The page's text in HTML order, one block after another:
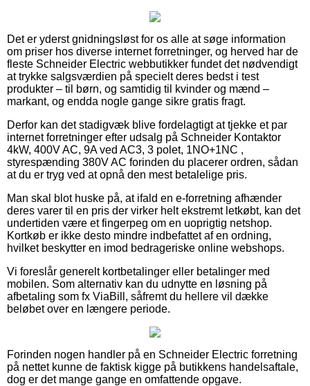
Det er yderst gnidningsløst for os alle at søge information
om priser hos diverse internet forretninger, og herved har de
fleste Schneider Electric webbutikker fundet det nødvendigt
at trykke salgsværdien på specielt deres bedst i test
produkter – til børn, og samtidig til kvinder og mænd –
markant, og endda nogle gange sikre gratis fragt.
Derfor kan det stadigvæk blive fordelagtigt at tjekke et par
internet forretninger efter udsalg på Schneider Kontaktor
4kW, 400V AC, 9A ved AC3, 3 polet, 1NO+1NC ,
styrespænding 380V AC forinden du placerer ordren, sådan
at du er tryg ved at opnå den mest betalelige pris.
Man skal blot huske på, at ifald en e-forretning afhænder
deres varer til en pris der virker helt ekstremt letkøbt, kan det
undertiden være et fingerpeg om en uoprigtig netshop.
Kortkøb er ikke desto mindre indbefattet af en ordning,
hvilket beskytter en imod bedrageriske online webshops.
Vi foreslår generelt kortbetalinger eller betalinger med
mobilen. Som alternativ kan du udnytte en løsning på
afbetaling som fx ViaBill, såfremt du hellere vil dække
beløbet over en længere periode.
Forinden nogen handler på en Schneider Electric forretning
på nettet kunne de faktisk kigge på butikkens handelsaftale,
dog er det mange gange en omfattende opgave.